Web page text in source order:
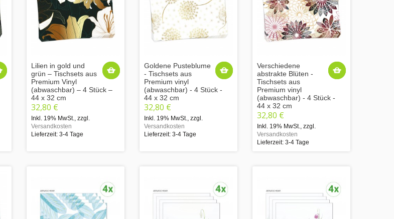
Lilien in gold und
grün – Tischsets aus
Premium Vinyl
(abwaschbar) – 4 Stück –
44 x 32 cm
32,80 €
Inkl. 19% MwSt. zzgl.
Versandkosten
Lieferzeit: 3-4 Tage
Goldene Pusteblume
- Tischsets aus
Premium vinyl
(abwaschbar) - 4 Stück -
44 x 32 cm
32,80 €
Inkl. 19% MwSt. zzgl.
Versandkosten
Lieferzeit: 3-4 Tage
Verschiedene
abstrakte Blüten -
Tischsets aus
Premium vinyl
(abwaschbar) - 4 Stück -
44 x 32 cm
32,80 €
Inkl. 19% MwSt. zzgl.
Versandkosten
Lieferzeit: 3-4 Tage